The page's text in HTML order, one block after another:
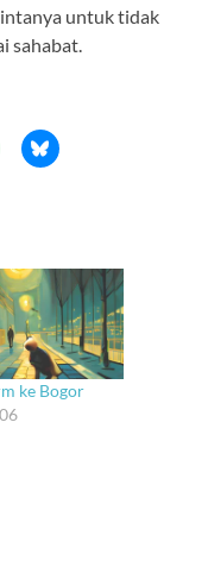
untuk tidak
sahabat.
ke Bogor